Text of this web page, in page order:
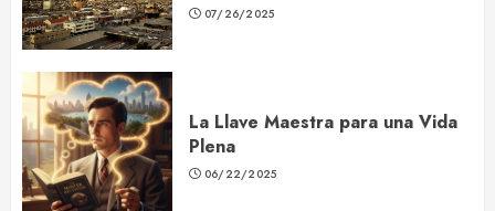
07/26/2025
La Llave Maestra para una Vida
Plena
06/22/2025